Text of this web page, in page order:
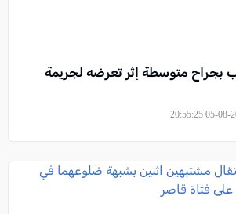
بجراح متوسطة إثر تعرضه لجريمة